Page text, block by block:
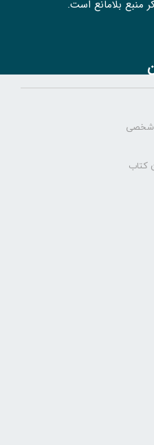
منبع بلامانع است.
شخصی
کتاب